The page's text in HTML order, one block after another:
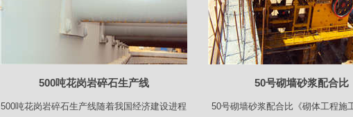
500吨花岗岩碎石生产线
500吨花岗岩碎石生产线随着我国经济建设进程
50号砌墙砂浆配合比
50号砌墙砂浆配合比《砌体工程施